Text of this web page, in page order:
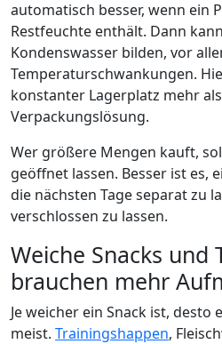
automatisch besser, wenn ein
Restfeuchte enthält. Dann
Kondenswasser bilden, vor
Temperaturschwankungen.
konstanter Lagerplatz mehr
Verpackungslösung.
Wer größere Mengen kauft,
geöffnet lassen. Besser ist es,
die nächsten Tage separat zu
verschlossen zu lassen.
Weiche Snacks und
brauchen mehr
Je weicher ein Snack ist,
meist. Trainingshappen,